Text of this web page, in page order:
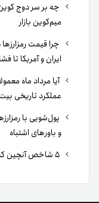
چه بر سر دوج
میم‌کوین بازار
ایران و آمریکا تا
آیا مرداد ماه
عملکرد تاریخی
پول‌شویی با
و باورهای اشتباه